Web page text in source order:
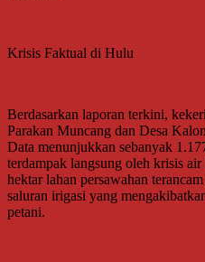
Krisis Faktual di Hulu
Berdasarkan laporan terkini,
Parakan Muncang dan Desa
Data menunjukkan sebanyak
terdampak langsung oleh krisis
hektar lahan persawahan
saluran irigasi yang
petani.